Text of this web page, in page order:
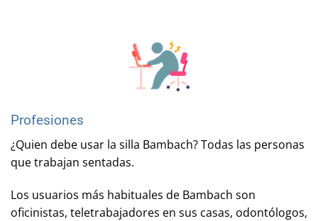
Profesiones
¿Quien debe usar la silla Bambach? Todas las personas
que trabajan sentadas.
Los usuarios más habituales de Bambach son
oficinistas, teletrabajadores en sus casas, odontólogos,